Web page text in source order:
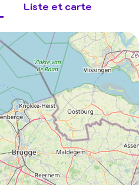
Liste et carte